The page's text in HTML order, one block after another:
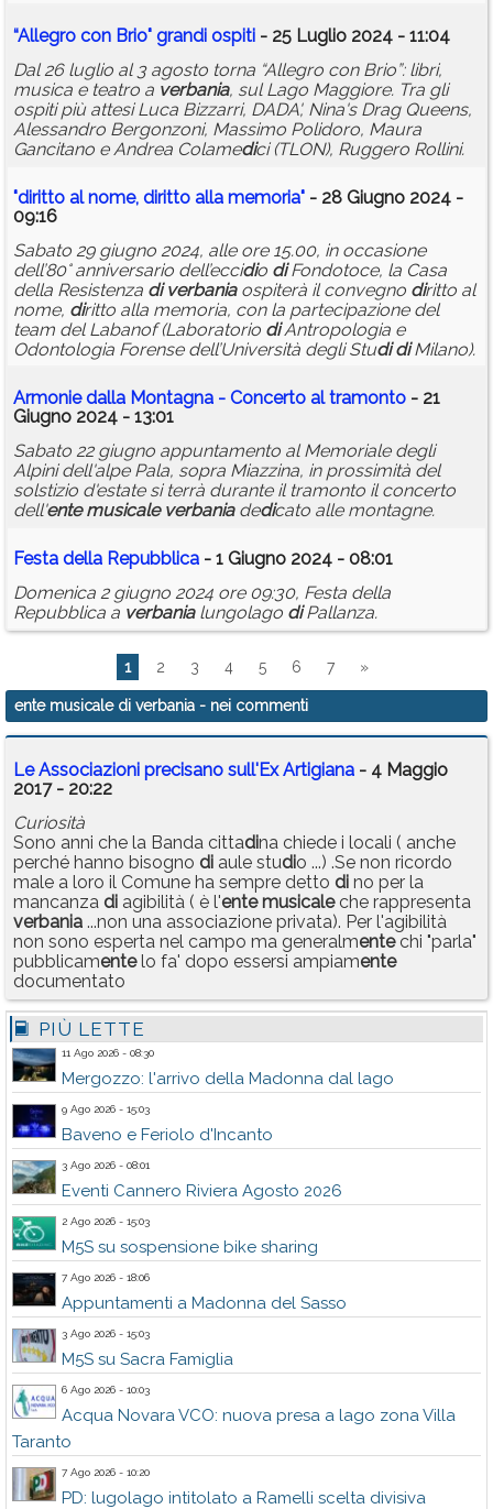
“Allegro con Brio" grandi ospiti - 25 Luglio 2024 - 11:04
Dal 26 luglio al 3 agosto torna “Allegro con Brio”: libri,
musica e teatro a verbania, sul Lago Maggiore. Tra gli
ospiti più attesi Luca Bizzarri, DADA', Nina's Drag Queens,
Alessandro Bergonzoni, Massimo Polidoro, Maura
Gancitano e Andrea Colamedici (TLON), Ruggero Rollini.
"diritto al nome, diritto alla memoria" - 28 Giugno 2024 -
09:16
Sabato 29 giugno 2024, alle ore 15.00, in occasione
dell’80° anniversario dell’eccidio diFondotoce, la Casa
della Resistenza di verbaniaospiterà il convegno diritto al
nome, diritto alla memoria, con la partecipazione del
team del Labanof (Laboratorio diAntropologia e
Odontologia Forense dell’Università degli Studi diMilano).
Armonie dalla Montagna - Concerto al tramonto - 21
Giugno 2024 - 13:01
Sabato 22 giugno appuntamento al Memoriale degli
Alpini dell'alpe Pala, sopra Miazzina, in prossimità del
solstizio d'estate si terrà durante il tramonto il concerto
dell'ente musicale verbaniadedicato alle montagne.
Festa della Repubblica - 1 Giugno 2024 - 08:01
Domenica 2 giugno 2024 ore 09:30, Festa della
Repubblica a verbanialungolago diPallanza.
1 2 3 4 5 6 7 »
ente musicale di verbania - nei commenti
Le Associazioni precisano sull'Ex Artigiana - 4 Maggio
2017 - 20:22
Curiosità
Sono anni che la Banda cittadina chiede i locali ( anche
perché hanno bisogno di aule studio ...) .Se non ricordo
male a loro il Comune ha sempre detto di no per la
mancanza di agibilità ( è l'ente musicaleche rappresenta
verbania ...non una associazione privata). Per l'agibilità
non sono esperta nel campo ma generalmentechi "parla"
pubblicamentelo fa' dopo essersi ampiamente
documentato
PIÙ LETTE
11 Ago 2026 - 08:30
Mergozzo: l'arrivo della Madonna dal lago
9 Ago 2026 - 15:03
Baveno e Feriolo d'Incanto
3 Ago 2026 - 08:01
Eventi Cannero Riviera Agosto 2026
2 Ago 2026 - 15:03
M5S su sospensione bike sharing
7 Ago 2026 - 18:06
Appuntamenti a Madonna del Sasso
3 Ago 2026 - 15:03
M5S su Sacra Famiglia
6 Ago 2026 - 10:03
Acqua Novara VCO: nuova presa a lago zona Villa
Taranto
7 Ago 2026 - 10:20
PD: lugolago intitolato a Ramelli scelta divisiva